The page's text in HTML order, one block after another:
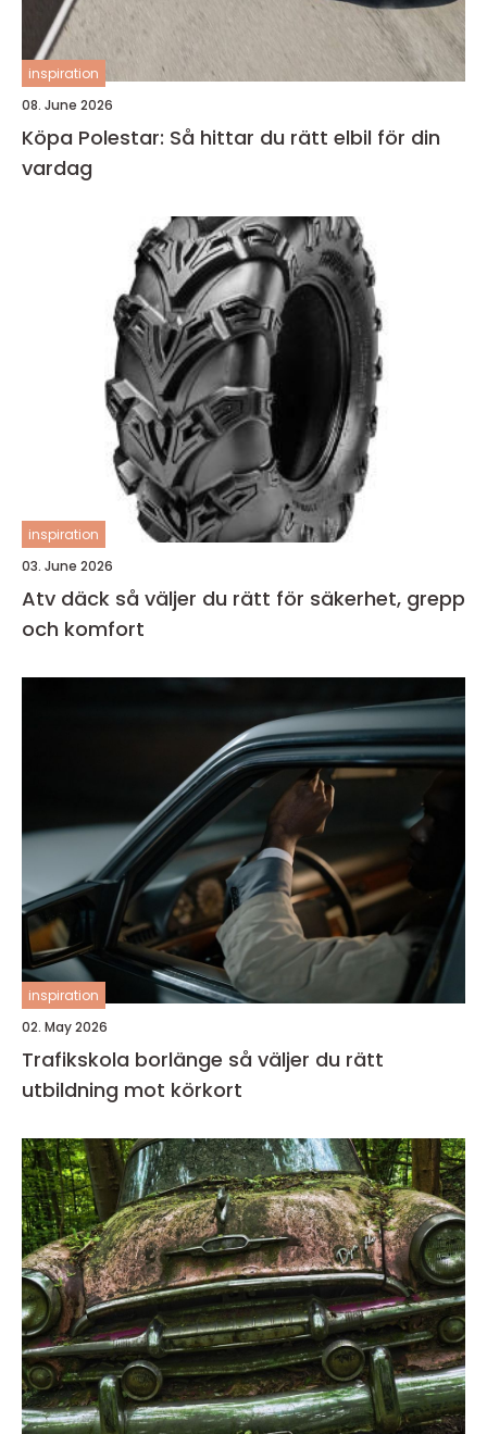
inspiration
08. June 2026
Köpa Polestar: Så hittar du rätt elbil för din
vardag
inspiration
03. June 2026
Atv däck så väljer du rätt för säkerhet, grepp
och komfort
inspiration
02. May 2026
Trafikskola borlänge så väljer du rätt
utbildning mot körkort